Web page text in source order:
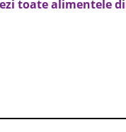
toate alimentele